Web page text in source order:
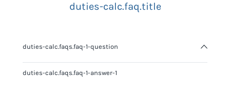
duties-calc.faq.title
duties-calc.faqs.faq-1-question
duties-calc.faqs.faq-1-answer-1